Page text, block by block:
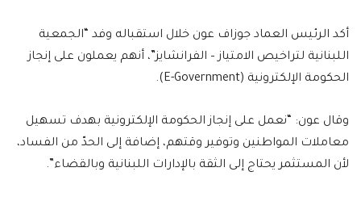
أكد الرئيس العماد جوزاف عون خلال استقباله وفد “الجمعية
اللبنانية لتراخيص الامتياز – الفرانشايز”، أنهم يعملون على إنجاز
الحكومة الإلكترونية (E-Government).
وقال عون: “نعمل على إنجاز الحكومة الإلكترونية بهدف تسهيل
معاملات المواطنين وتوفير وقتهم، إضافة إلى الحدّ من الفساد،
لأن المستثمر يحتاج إلى الثقة بالإدارات اللبنانية وبالقضاء”.